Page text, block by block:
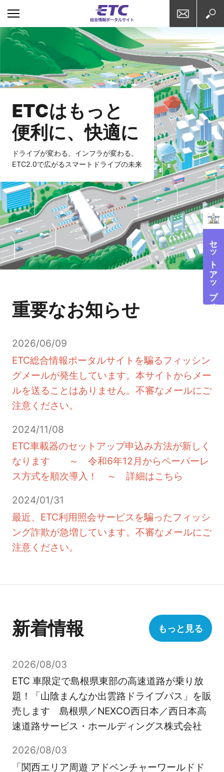
セットアップ店検索
ETCはも っ と
便利に、快適に
ドライブが変わる。インフラが変わる。
ETC2.0で広がるスマートドライブの未来
重要なお知らせ
2026/06/09
ETC総合情報ポータルサイトを騙るフィッシン
グメールが発生しています。本サイトからメー
ルを送ることはありません。不審なメールにご
注意ください。
2024/11/08
ETC車載器のセットアップ申込み方法が新しく
なります ～ 令和6年12月からペーパーレ
ス方式を順次導入！ ～ 詳細はこちら
2024/01/31
最近、ETC利用照会サービスを騙ったフィッシ
ング詐欺が急増しています。不審なメールにご
注意ください。
新着情報 もっと見る
2026/08/03
ETC 車限定で島根県東部の高速道路が乗り放
題！「山陰まんなか出雲路ドライブパス」を販
売します 島根県／NEXCO西日本／西日本高
速道路サービス・ホールディングス株式会社
2026/08/03
「関西エリア周遊 アドベンチャーワールドド